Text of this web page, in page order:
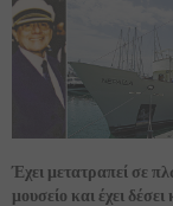
Έχει μετατραπεί σε
μουσείο και έχει